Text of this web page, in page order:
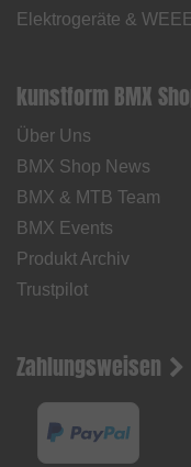
Elektrogeräte &
kunstform BMX
Über Uns
BMX Shop News
BMX & MTB Team
BMX Events
Produkt Archiv
Trustpilot
Zahlungsweisen